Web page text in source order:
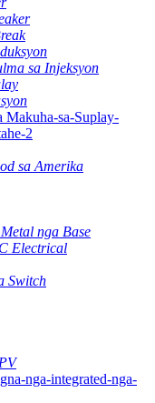
sa Injeksyon
sa Amerika
nga Base
Electrical
Switch